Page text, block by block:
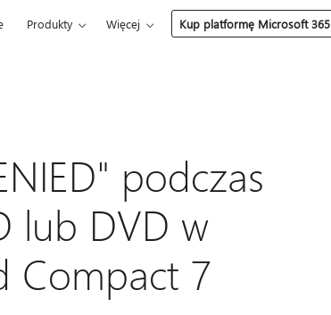
Produkty Więcej Kup platformę Microsoft 365
podczas
lub DVD w
Compact 7